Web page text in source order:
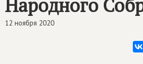
Народного
12 ноября 2020